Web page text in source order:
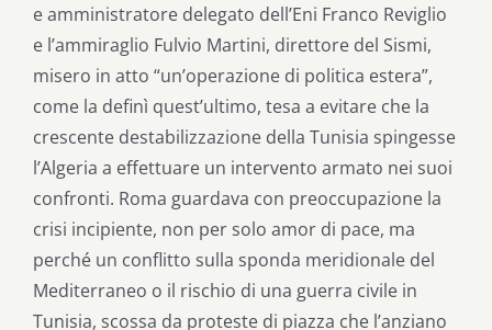
e amministratore delegato dell’Eni Franco Reviglio
e l’ammiraglio Fulvio Martini, direttore del Sismi,
misero in atto “un’operazione di politica estera”,
come la definì quest’ultimo, tesa a evitare che la
crescente destabilizzazione della Tunisia spingesse
l’Algeria a effettuare un intervento armato nei suoi
confronti. Roma guardava con preoccupazione la
crisi incipiente, non per solo amor di pace, ma
perché un conflitto sulla sponda meridionale del
Mediterraneo o il rischio di una guerra civile in
Tunisia, scossa da proteste di piazza che l’anziano